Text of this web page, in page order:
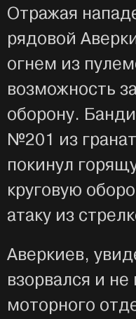
Отражая
рядовой
огнем из
возможность
оборону.
№201 из
покинул
круговую
атаку из
Аверкиев,
взорвался и не
моторного